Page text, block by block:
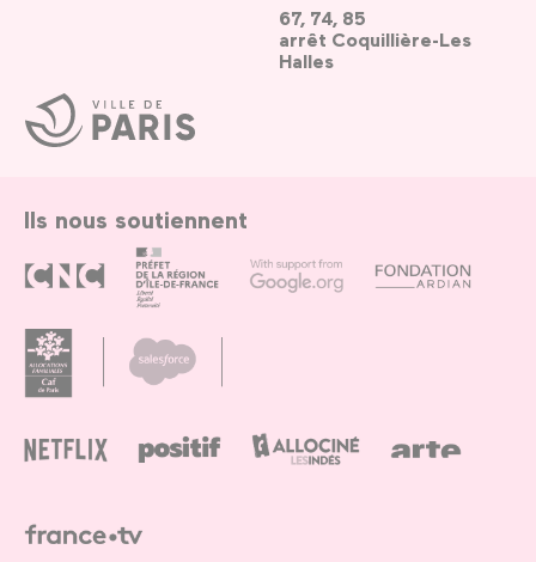
Ville
de
Paris
67, 74, 85
arrêt Coquillière-Les
Halles
Ils nous soutiennent